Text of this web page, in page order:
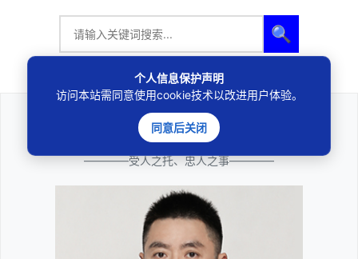
🔍
法律咨询
————受人之托、忠人之事————
个人信息保护声明
访问本站需同意使用cookie技术以改进用户体验。
同意后关闭